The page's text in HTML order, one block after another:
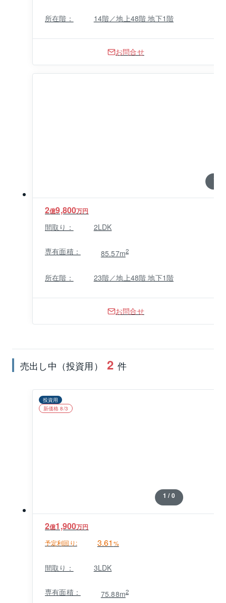
所在階： 14階／地上48階 地下1階
お問合せ
1 / 0
2億9,800万円
間取り： 2LDK
専有面積： 85.57m2
所在階： 23階／地上48階 地下1階
お問合せ
売出し中（投資用） 2 件
1 / 0
投資用
新価格 8/3
2億1,900万円
予定利回り: 3.61 %
間取り： 3LDK
専有面積： 75.88m2